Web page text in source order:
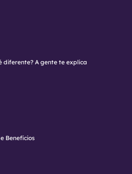
A gente te explica
Benefícios